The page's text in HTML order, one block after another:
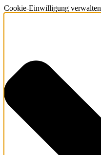
Cookie-Einwilligung verwalten